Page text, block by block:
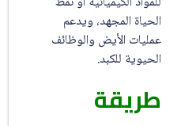
المجهد، ويدعم
الأيض والوظائف
للكبد.
طريقة